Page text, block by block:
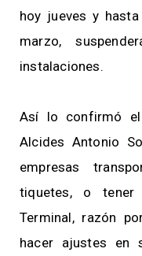
hoy jueves y
marzo,
instalaciones.
Así lo confirmó
Alcides Antonio
empresas
tiquetes, o
Terminal, razón
hacer ajustes en